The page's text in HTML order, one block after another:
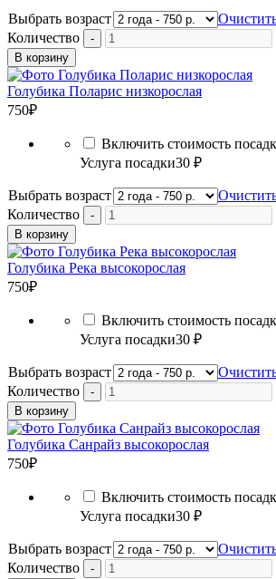
Выбрать возраст
Количество
В корзину
Голубика Поларис низкорослая
750₽
Включить стоимость
Услуга посадки30 ₽
Выбрать возраст
Количество
В корзину
Голубика Река высокорослая
750₽
Включить стоимость
Услуга посадки30 ₽
Выбрать возраст
Количество
В корзину
Голубика Санрайз высокорослая
750₽
Включить стоимость
Услуга посадки30 ₽
Выбрать возраст
Количество